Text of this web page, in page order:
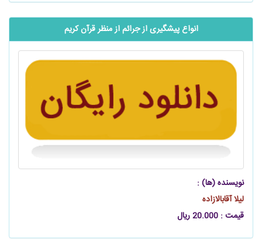
انواع پیشگیری از جرائم از منظر قرآن کریم
نویسنده (ها) :
لیلا آقابالازاده
قیمت : 20.000 ریال